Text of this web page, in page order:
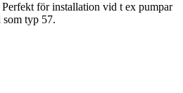
för installation vid t ex pumpar
som typ 57.